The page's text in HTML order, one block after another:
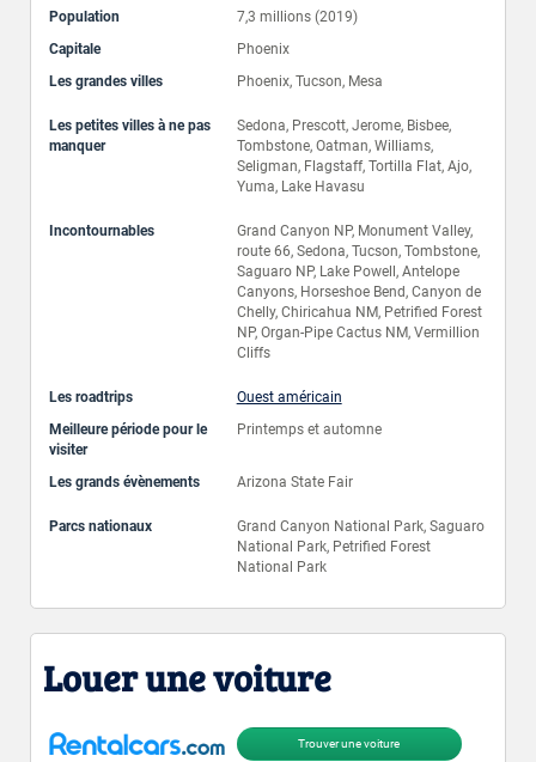
Population
7,3 millions (2019)
Capitale
Phoenix
Les grandes villes
Phoenix, Tucson, Mesa
Les petites villes à ne pas
manquer
Sedona, Prescott, Jerome, Bisbee,
Tombstone, Oatman, Williams,
Seligman, Flagstaff, Tortilla Flat, Ajo,
Yuma, Lake Havasu
Incontournables
Grand Canyon NP, Monument Valley,
route 66, Sedona, Tucson, Tombstone,
Saguaro NP, Lake Powell, Antelope
Canyons, Horseshoe Bend, Canyon de
Chelly, Chiricahua NM, Petrified Forest
NP, Organ-Pipe Cactus NM, Vermillion
Cliffs
Les roadtrips
Ouest américain
Meilleure période pour le
visiter
Printemps et automne
Les grands évènements Arizona State Fair
Parcs nationaux
Grand Canyon National Park, Saguaro
National Park, Petrified Forest
National Park
Louer une voiture
Trouver une voiture